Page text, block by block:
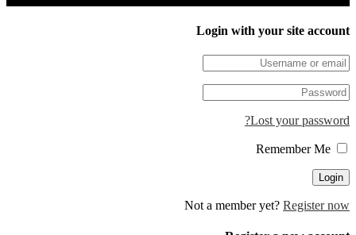
Login with your site
Lost your
Not a member yet?